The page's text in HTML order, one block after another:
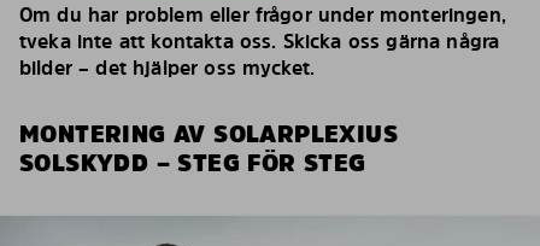
Om du har problem eller frågor under monteringen,
tveka inte att kontakta oss. Skicka oss gärna några
bilder – det hjälper oss mycket.
MONTERING AV SOLARPLEXIUS
SOLSKYDD – STEG FÖR STEG